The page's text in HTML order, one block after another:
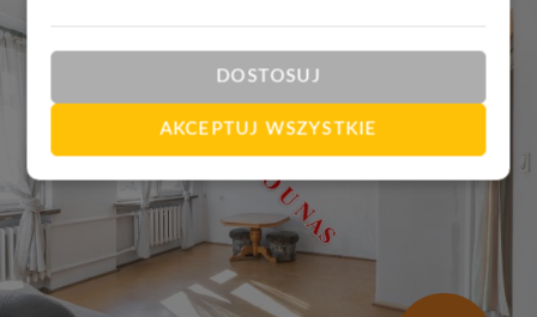
DOSTOSUJ
AKCEPTUJ WSZYSTKIE